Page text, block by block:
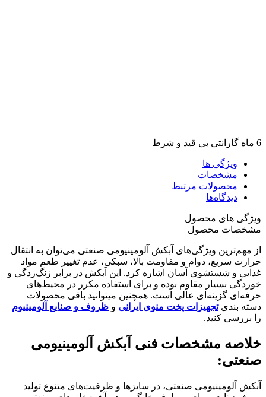
6 ماه گارانتی بی قید و شرط
ویژگی ها
مشخصات
محصولات مرتبط
دیدگاه‌ها
ویژگی های محصول
مشخصات محصول
از مهم‌ترین ویژگی‌های آبکش آلومینیومی صنعتی می‌توان به انتقال
حرارت سریع، دوام و مقاومت بالا، سبکی، عدم تغییر طعم مواد
غذایی و شستشوی آسان اشاره کرد. این آبکش در برابر زنگ‌زدگی و
خوردگی بسیار مقاوم بوده و برای استفاده مکرر در محیط‌های
حرفه‌ای گزینه‌ای عالی است. همچنین میتوانید باقی محصولات
دسته بندیتجهیزات پخت منوی ایرانی و ظروف و صنایع آلومینیوم
را بررسی کنید.
خلاصه مشخصات فنی آبکش آلومینیومی
صنعتی:
آبکش آلومینیومی صنعتی، در سایزها و ظرفیت‌های متنوع تولید